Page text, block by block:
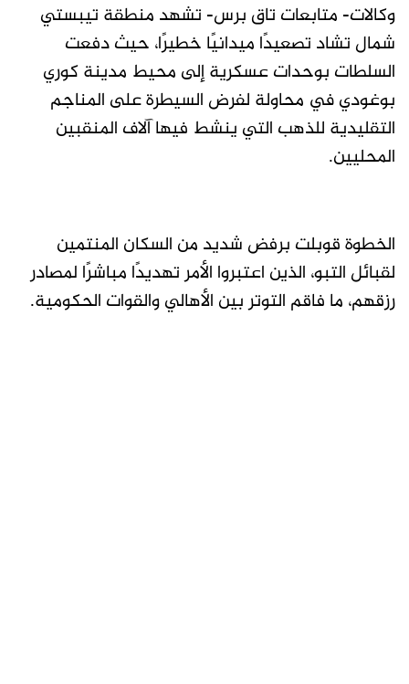
وكالات- متابعات تاق برس- تشهد منطقة تيبستي
شمال تشاد تصعيدًا ميدانيًا خطيرًا، حيث دفعت
السلطات بوحدات عسكرية إلى محيط مدينة كوري
بوغودي في محاولة لفرض السيطرة على المناجم
التقليدية للذهب التي ينشط فيها آلاف المنقبين
المحليين.
الخطوة قوبلت برفض شديد من السكان المنتمين
لقبائل التبو، الذين اعتبروا الأمر تهديدًا مباشرًا لمصادر
رزقهم، ما فاقم التوتر بين الأهالي والقوات الحكومية.